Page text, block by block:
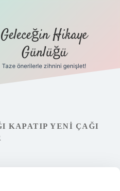
Geleceğin Hikaye
Günlüğü
Taze önerilerle zihnini genişlet!
KAPATIP YENI ÇAĞI